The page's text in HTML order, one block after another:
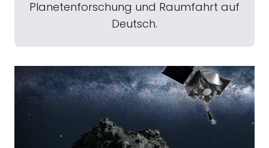
Planetenforschung und Raumfahrt auf
Deutsch.